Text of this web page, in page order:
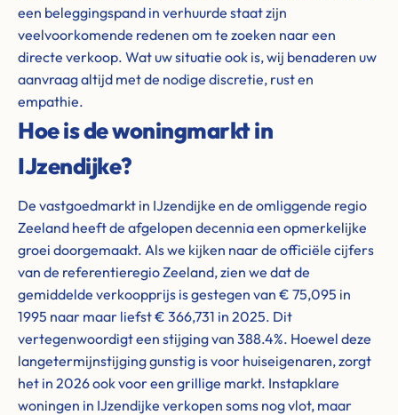
een beleggingspand in verhuurde staat zijn
veelvoorkomende redenen om te zoeken naar een
directe verkoop. Wat uw situatie ook is, wij benaderen uw
aanvraag altijd met de nodige discretie, rust en
empathie.
Hoe is de woningmarkt in
IJzendijke?
De vastgoedmarkt in IJzendijke en de omliggende regio
Zeeland heeft de afgelopen decennia een opmerkelijke
groei doorgemaakt. Als we kijken naar de officiële cijfers
van de referentieregio Zeeland, zien we dat de
gemiddelde verkoopprijs is gestegen van € 75,095 in
1995 naar maar liefst € 366,731 in 2025. Dit
vertegenwoordigt een stijging van 388.4%. Hoewel deze
langetermijnstijging gunstig is voor huiseigenaren, zorgt
het in 2026 ook voor een grillige markt. Instapklare
woningen in IJzendijke verkopen soms nog vlot, maar